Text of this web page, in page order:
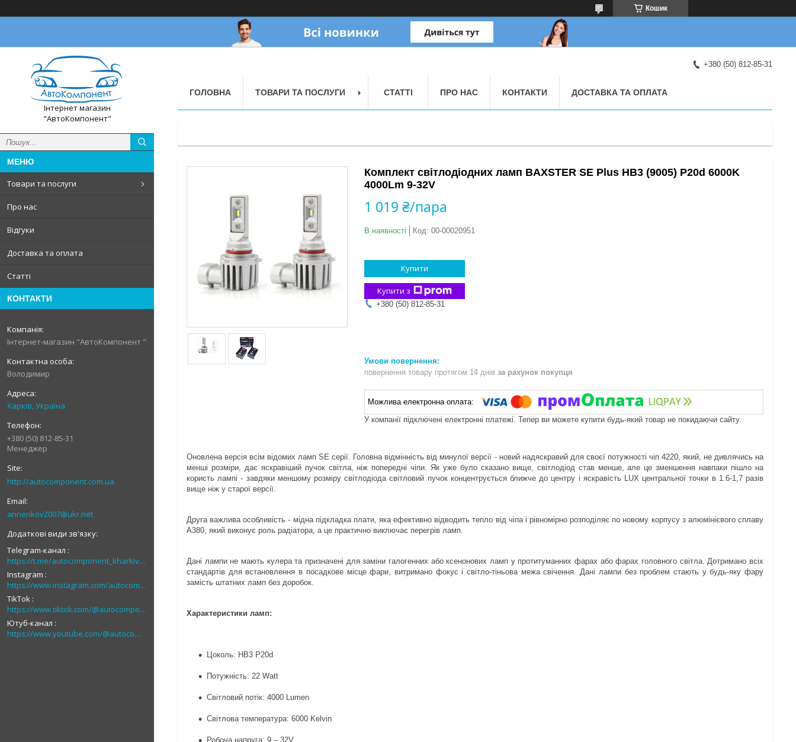
Кошик
Інтернет магазин
"АвтоКомпонент"
Товари та послуги
Про нас
Відгуки
Доставка та оплата
Статті
КОНТАКТИ
Інтернет-магазин "АвтоКомпонент "
Володимир
Харків, Україна
+380 (50) 812-85-31
Менеджер
http://autocomponent.com.ua
annenkov2007@ukr.net
Telegram-канал
https://t.me/autocomponent_kharkiv_autolight
Instagram
https://www.instagram.com/autocomponent
TikTok
https://www.tiktok.com/@autocomponent_1
Ютуб-канал
https://www.youtube.com/@autocomponent_ua
+380 (50) 812-85-31
ГОЛОВНА ТОВАРИ ТА ПОСЛУГИ СТАТТІ ПРО НАС КОНТАКТИ ДОСТАВКА ТА ОПЛАТА
Комплект світлодіодних ламп BAXSTER SE Plus HB3 (9005) P20d 6000K
4000Lm 9-32V
1 019 ₴/пара
В наявності Код: 00-00020951
Купити
Купити з
+380 (50) 812-85-31
повернення товару протягом 14 днів за рахунок покупця
У компанії підключені електронні платежі. Тепер ви можете купити будь-який товар не покидаючи сайту.
Оновлена версія всім відомих ламп SE серії. Головна відмінність від минулої версії - новий надяскравий для своєї потужності чіп 4220, який, не дивлячись на
менші розміри, дає яскравіший пучок світла, ніж попередні чіпи. Як уже було сказано вище, світлодіод став менше, але це зменшення навпаки пішло на
користь лампі - завдяки меншому розміру світлодіода світловий пучок концентрується ближче до центру і яскравість LUX центральної точки в 1.6-1,7 разів
вище ніж у старої версії.
Друга важлива особливість - мідна підкладка плати, яка ефективно відводить тепло від чіпа і рівномірно розподіляє по новому корпусу з алюмінієвого сплаву
А380, який виконує роль радіатора, а це практично виключає перегрів ламп.
Дані лампи не мають кулера та призначені для заміни галогенних або ксенонових ламп у протитуманних фарах або фарах головного світла. Дотримано всіх
стандартів для встановлення в посадкове місце фари, витримано фокус і світло-тіньова межа свічення. Дані лампи без проблем стають у будь-яку фару
замість штатних ламп без доробок.
Характеристики ламп:
Цоколь: HB3 P20d
Потужність: 22 Watt
Світловий потік: 4000 Lumen
Світлова температура: 6000 Kelvin
Робоча напруга: 9 – 32V